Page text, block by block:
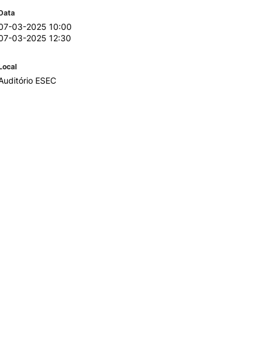
CANDIDATURAS
Calendário
03-2025 10:00
03-2025 12:30
ESEC